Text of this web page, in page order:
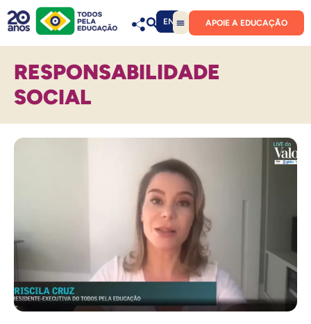
EN APOIE A EDUCAÇÃO
RESPONSABILIDADE
SOCIAL